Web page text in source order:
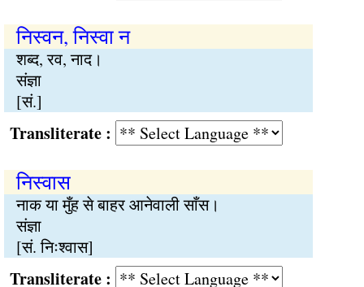
निस्वन, निस्वा न
शब्द, रव, नाद।
संज्ञा
[सं.]
:
निस्वास
नाक या मुँह से बाहर आनेवाली साँस।
संज्ञा
[सं. निःश्वास]
: